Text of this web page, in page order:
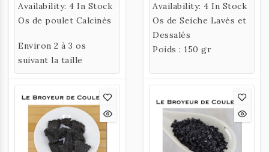
Availability: 4 In Stock
Os de poulet Calcinés
Environ 2 à 3 os
suivant la taille
Availability: 4 In Stock
Os de Seiche Lavés et
Dessalés
Poids : 150 gr